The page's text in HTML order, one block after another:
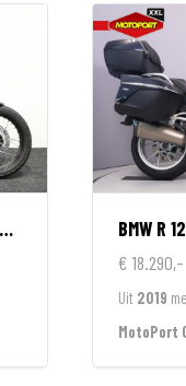
BMW R
€ 18.290,-
Uit 2019
MotoPort